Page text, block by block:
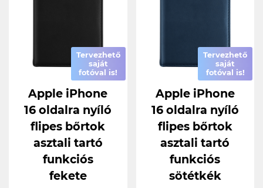
Tervezhető
saját
fotóval is!
Apple iPhone
16 oldalra nyíló
flipes bőrtok
asztali tartó
funkciós
fekete
Tervezhető
saját
fotóval is!
Apple iPhone
16 oldalra nyíló
flipes bőrtok
asztali tartó
funkciós
sötétkék